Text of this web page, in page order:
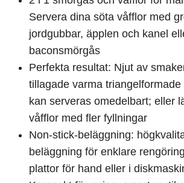
Servera dina söta våfflor med
jordgubbar, äpplen och kanel
baconsmörgås
Perfekta resultat: Njut av
tillagade varma
kan serveras omedelbart; eller
våfflor med fler fyllningar
Non-stick-beläggning:
beläggning för enklare
plattor för hand eller i